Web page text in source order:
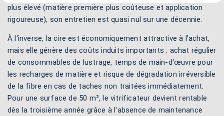
plus élevé (matière première plus coûteuse et application
rigoureuse), son entretien est quasi nul sur une décennie.
À l'inverse, la cire est économiquement attractive à l'achat,
mais elle génère des coûts induits importants : achat régulier
de consommables de lustrage, temps de main-d'œuvre pour
les recharges de matière et risque de dégradation irréversible
de la fibre en cas de taches non traitées immédiatement.
Pour une surface de 50 m², le vitrificateur devient rentable
dès la troisième année grâce à l'absence de maintenance